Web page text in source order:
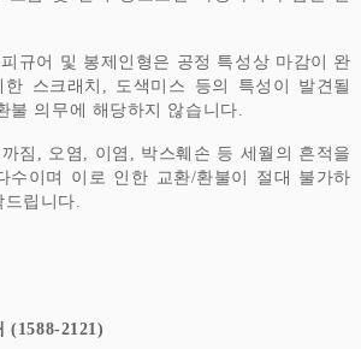
규어 및 봉제인형은 공정 특성상 마감이 완
한 스크래치, 도색미스 등의 특성이 발견될
불 의무에 해당하지 않습니다.
짐, 오염, 이염, 박스훼손 등 세월의 흔적을
수이며 이로 인한 교환/환불이 절대 불가하
립니다.
(1588-2121)